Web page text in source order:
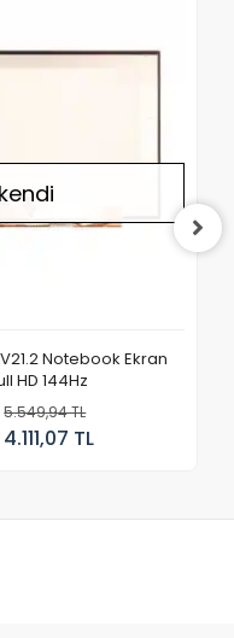
Notebook Ekran
HD 144Hz
5.549,94 TL
4.111,07 TL